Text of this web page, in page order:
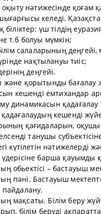
оқыту нәтижесінде қоғам
келеді.
біліктер: үш тілдің
т.б болуы мүмкін;
салаларының
нақтылануы тиіс;
деңгейі.
қорытынды бағалау
кешенді емтихандар
динамикасын қадағалау
кешенді
қағидаларын, оқушы
танушы
күтілетін нәтижелерді
барша қауымды
обьектісі – бастауыш
пәні. Бастауыш
мақсаты. Білім беру
білім беруді